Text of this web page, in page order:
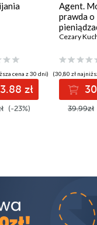
cena z 30 dni)
zł
(-23%)
Agent.
prawda o
Cezary
(30,80 zł
39.99zł